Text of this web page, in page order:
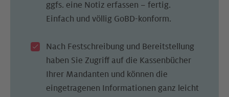
ggfs. eine Notiz erfassen – fertig.
Einfach und völlig GoBD-konform.
Nach Festschreibung und Bereitstellung
haben Sie Zugriff auf die Kassenbücher
Ihrer Mandanten und können die
eingetragenen Informationen ganz leicht